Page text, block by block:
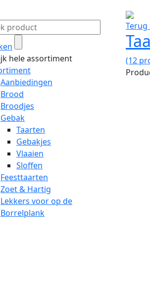
hele assortiment
Aanbiedingen
Brood
Broodjes
Gebak
Taarten
Gebakjes
Vlaaien
Sloffen
Feesttaarten
Zoet & Hartig
Lekkers voor op de
Borrelplank
(12